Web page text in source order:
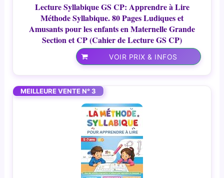
Lecture Syllabique GS CP: Apprendre à Lire
Méthode Syllabique. 80 Pages Ludiques et
Amusants pour les enfants en Maternelle Grande
Section et CP (Cahier de Lecture GS CP)
VOIR PRIX & INFOS
MEILLEURE VENTE N° 3